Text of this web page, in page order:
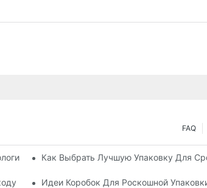
FAQ
Упаковочные Решения
Как Выбрать Лучшую Упаковку Для
За Кожей, Повышающий Лояльность К
Идеи Коробок Для Роскошной